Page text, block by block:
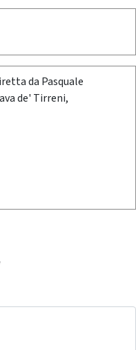
da Pasquale
de' Tirreni,